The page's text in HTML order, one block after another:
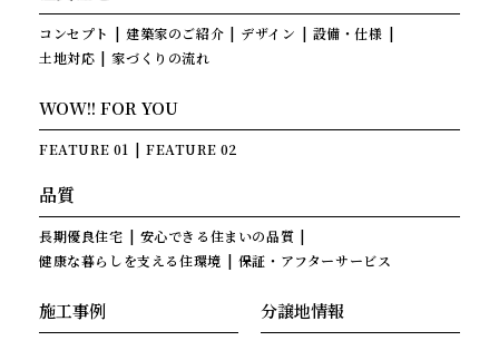
コンセプト 建築家のご紹介 デザイン
設備・仕様
土地対応
家づくりの流れ
WOW!! FOR YOU
FEATURE 01 FEATURE 02
品質
長期優良住宅
安心できる住まいの品質
健康な暮らしを支える住環境
保証・アフターサービス
施工事例 分譲地情報